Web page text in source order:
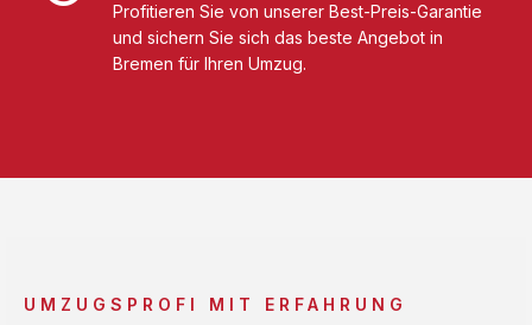
Profitieren Sie von unserer Best-Preis-Garantie
und sichern Sie sich das beste Angebot in
Bremen für Ihren Umzug.
UMZUGSPROFI MIT ERFAHRUNG